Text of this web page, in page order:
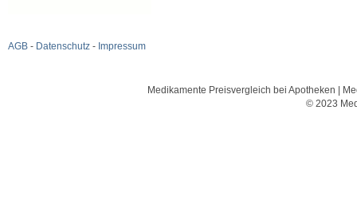
AGB - Datenschutz - Impressum
Medikamente Preisvergleich bei Apotheken |
© 2023